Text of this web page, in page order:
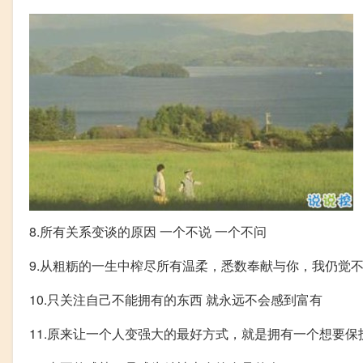
8.所有关系变谈的原因 一个不说 一个不问
9.从粗粝的一生中榨尽所有温柔，悉数奉献与你，我仍觉不
10.只关注自己不能拥有的东西 就永远不会感到富有
11.原来让一个人变强大的最好方式，就是拥有一个想要保